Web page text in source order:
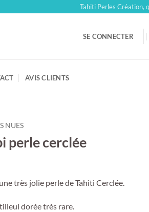
Tahiti Perles Création,
SE CONNECTER
AVIS CLIENTS
NUES
perle cerclée
très jolie perle de Tahiti Cerclée.
dorée très rare.